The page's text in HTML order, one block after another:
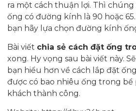
ra một cách thuận lợi. Thì
ống có đường kính là 90 hoặc
bạn hãy lựa chọn đường kính
Bài viết chia sẻ cách đặt ống
xong. Hy vọng sau bài viết này.
bạn hiểu hơn về cách lắp đặt
được có bao nhiêu ống trong bể
khách thành công.